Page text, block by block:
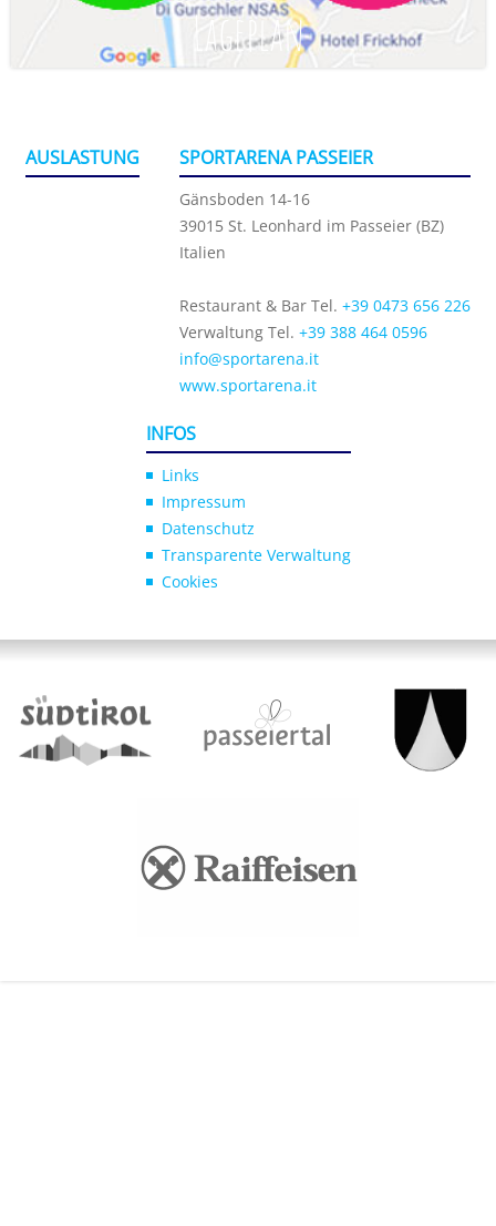
Lageplan
AUSLASTUNG SPORTARENA PASSEIER
Gänsboden 14-16
39015 St. Leonhard im Passeier (BZ)
Italien
Restaurant & Bar Tel. +39 0473 656 226
Verwaltung Tel. +39 388 464 0596
info@sportarena.it
www.sportarena.it
INFOS
Links
Impressum
Datenschutz
Transparente Verwaltung
Cookies